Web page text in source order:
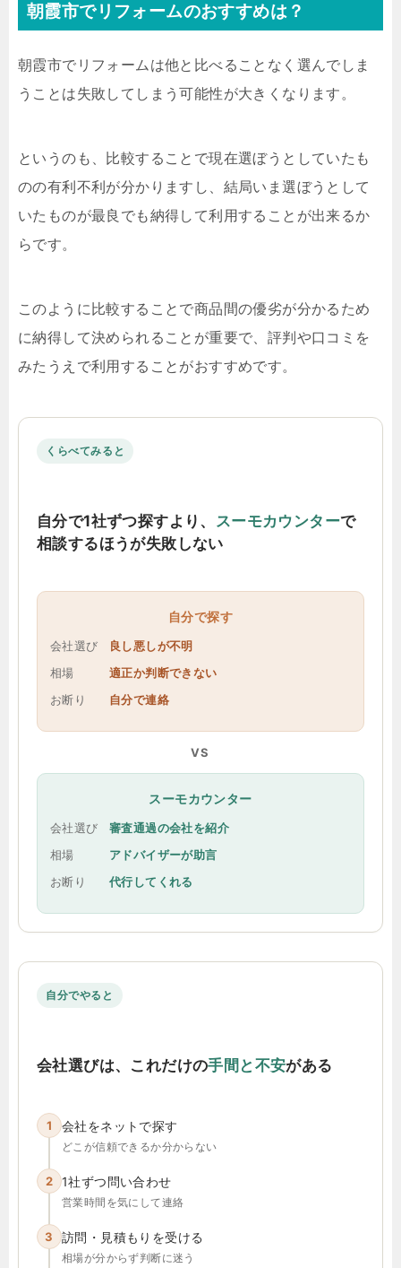
朝霞市でリフォームのおすすめは？
朝霞市でリフォームは他と比べることなく選んでしま
うことは失敗してしまう可能性が大きくなります。
というのも、比較することで現在選ぼうとしていたも
のの有利不利が分かりますし、結局いま選ぼうとして
いたものが最良でも納得して利用することが出来るか
らです。
このように比較することで商品間の優劣が分かるため
に納得して決められることが重要で、評判や口コミを
みたうえで利用することがおすすめです。
くらべてみると
自分で1社ずつ探すより、 スーモカウンターで
相談するほうが失敗しない
自分で探す
会社選び
良し悪しが不明
相場
適正か判断できない
お断り
自分で連絡
VS
スーモカウンター
会社選び
審査通過の会社を紹介
相場
アドバイザーが助言
お断り
代行してくれる
自分でやると
会社選びは、これだけの手間と不安がある
1 会社をネットで探す
どこが信頼できるか分からない
2 1社ずつ問い合わせ
営業時間を気にして連絡
3 訪問・見積もりを受ける
相場が分からず判断に迷う